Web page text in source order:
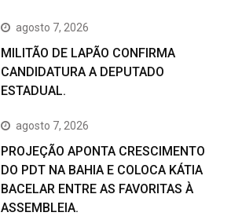
agosto 7, 2026
MILITÃO DE LAPÃO CONFIRMA
CANDIDATURA A DEPUTADO
ESTADUAL.
agosto 7, 2026
PROJEÇÃO APONTA CRESCIMENTO
DO PDT NA BAHIA E COLOCA KÁTIA
BACELAR ENTRE AS FAVORITAS À
ASSEMBLEIA.